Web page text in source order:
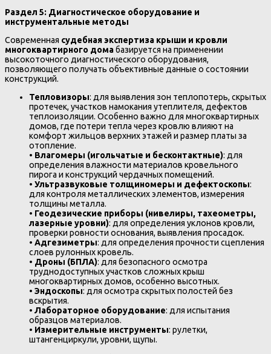
Раздел 5: Диагностическое оборудование и
инструментальные методы
Современная судебная экспертиза крыши и кровли
многоквартирного домабазируется на применении
высокоточного диагностического оборудования,
позволяющего получать объективные данные о состоянии
конструкций.
Тепловизоры: для выявления зон теплопотерь, скрытых
протечек, участков намокания утеплителя, дефектов
теплоизоляции. Особенно важно для многоквартирных
домов, где потери тепла через кровлю влияют на
комфорт жильцов верхних этажей и размер платы за
отопление.
• Влагомеры (игольчатые и бесконтактные): для
определения влажности материалов кровельного
пирога и конструкций чердачных помещений.
• Ультразвуковые толщиномеры и дефектоскопы:
для контроля металлических элементов, измерения
толщины металла.
• Геодезические приборы (нивелиры, тахеометры,
лазерные уровни): для определения уклонов кровли,
проверки ровности основания, выявления просадок.
• Адгезиметры: для определения прочности сцепления
слоев рулонных кровель.
• Дроны (БПЛА): для безопасного осмотра
труднодоступных участков сложных крыш
многоквартирных домов, особенно высотных.
• Эндоскопы: для осмотра скрытых полостей без
вскрытия.
• Лабораторное оборудование: для испытания
образцов материалов.
• Измерительные инструменты: рулетки,
штангенциркули, уровни, щупы.